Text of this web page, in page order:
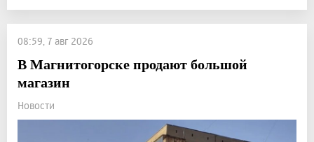
08:59, 7 авг 2026
В Магнитогорске продают большой
магазин
Новости